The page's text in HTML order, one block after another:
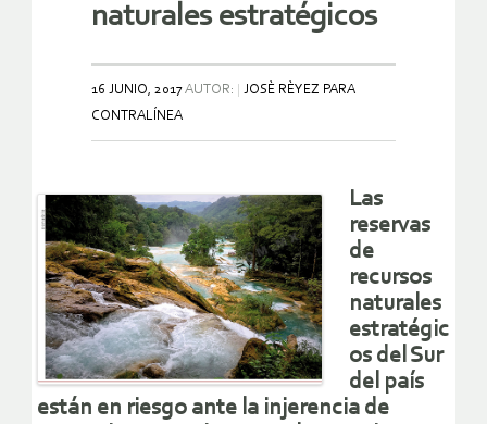
naturales estratégicos
16 JUNIO, 2017AUTOR:
JOSÈ RÈYEZ PARA
CONTRALÍNEA
Las
reservas
de
recursos
naturales
estratégic
os del Sur
del país
están en riesgo ante la injerencia de